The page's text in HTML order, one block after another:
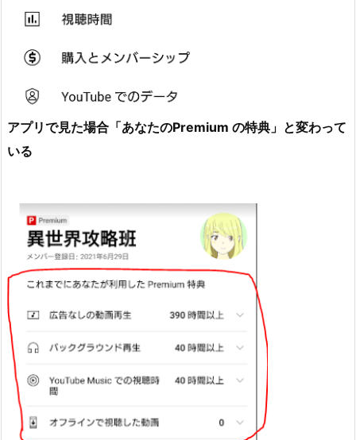
アプリで見た場合「あなたのPremium の特典」と変わって
いる